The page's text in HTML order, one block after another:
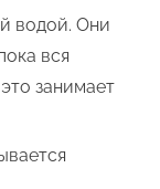
водой. Они
вся
занимает